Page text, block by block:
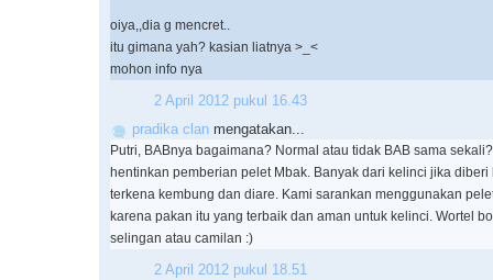
oiya,,dia g mencret..
itu gimana yah? kasian liatnya >_<
mohon info nya
2 April 2012 pukul 16.43
pradika clan mengatakan...
Putri, BABnya bagaimana? Normal atau tidak BAB sama
hentinkan pemberian pelet Mbak. Banyak dari kelinci jika
terkena kembung dan diare. Kami sarankan menggunakan
karena pakan itu yang terbaik dan aman untuk kelinci. Wortel
selingan atau camilan :)
2 April 2012 pukul 18.51